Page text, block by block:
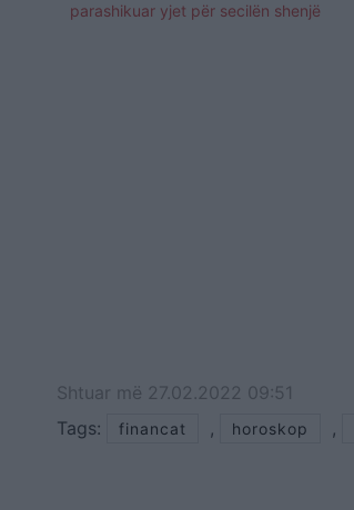
parashikuar yjet për secilën shenjë
Shtuar më 27.02.2022 09:51
Tags:
financat , horoskop ,